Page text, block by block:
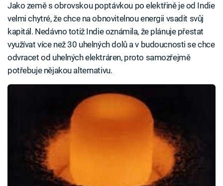
Jako země s obrovskou poptávkou po elektřině je od Indie
velmi chytré, že chce na obnovitelnou energii vsadit svůj
kapitál. Nedávno totiž Indie oznámila, že plánuje přestat
využívat více než 30 uhelných dolů a v budoucnosti se chce
odvracet od uhelných elektráren, proto samozřejmě
potřebuje nějakou alternativu.